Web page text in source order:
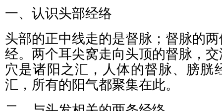
一、认识头部经络
头部的正中线走的是督脉；督脉的
经。两个耳尖窝走向头顶的督脉，
穴是诸阳之汇，人体的督脉、膀胱
汇，所有的阳气都聚集在此。